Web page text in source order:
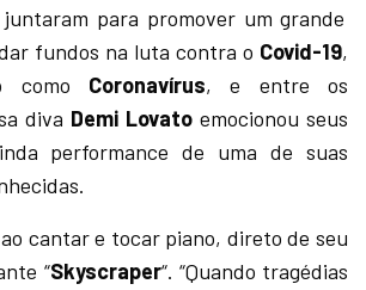
para promover um grande
fundos na luta contra o Covid-19,
como Coronavírus, e entre os
diva Demi Lovatoemocionou seus
performance de uma de suas
cantar e tocar piano, direto de seu
“Skyscraper“. “Quando tragédias